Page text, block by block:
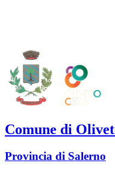
Comune di
Provincia di Salerno